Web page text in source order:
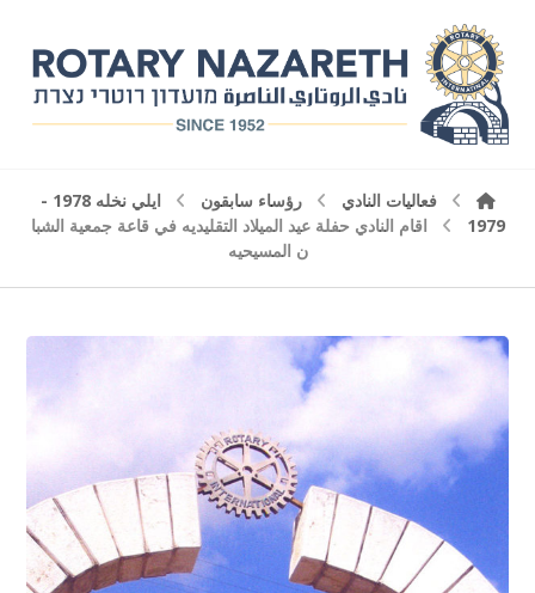
فعاليات النادي رؤساء سابقون
ايلي نخله 1978 -
1979
اقام النادي حفلة عيد الميلاد التقليديه في قاعة جمعية الشبا
ن المسيحيه